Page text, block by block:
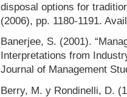
disposal options for
(2006), pp. 1180-1191.
Banerjee, S. (2001).
Interpretations from
Journal of Management
Berry, M. y Rondinelli, D.